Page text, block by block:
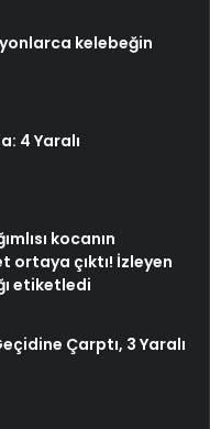
kelebeğin
4 Yaralı
kocanın
ortaya çıktı! İzleyen
etiketledi
Çarptı, 3 Yaralı